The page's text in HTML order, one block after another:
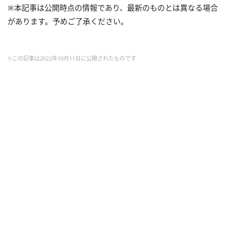
※本記事は公開時点の情報であり、最新のものとは異なる場合
があります。予めご了承ください。
※この記事は2022年10月11日に公開されたものです